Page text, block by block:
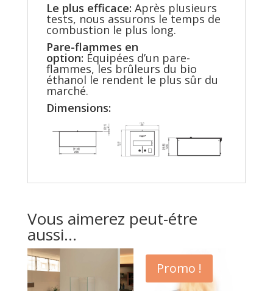
Le plus efficace: Après plusieurs
tests, nous assurons le temps de
combustion le plus long.
Pare-flammes en
option: Équipées d’un pare-
flammes, les brûleurs du bio
éthanol le rendent le plus sûr du
marché.
Dimensions:
Vous aimerez peut-étre
aussi...
Promo !